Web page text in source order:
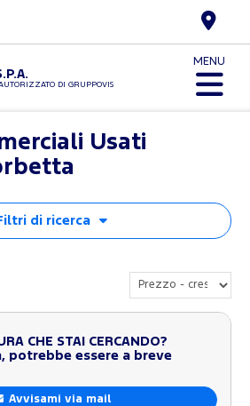
DI GRUPPOVIS
MENU
Usati
di ricerca
CHE STAI CERCANDO?
potrebbe essere a breve
Avvisami via mail